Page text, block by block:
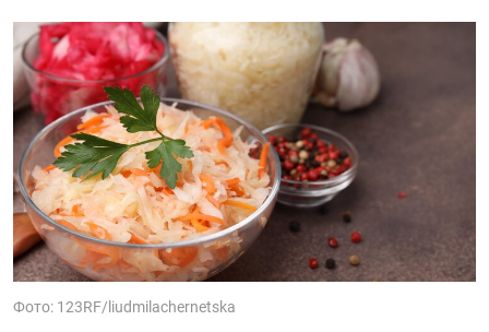
Фото: 123RF/liudmilachernetska